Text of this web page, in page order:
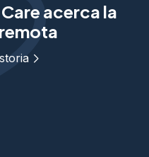
acerca la